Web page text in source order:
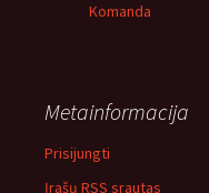
Komanda
Metainformacija
Prisijungti
Įrašų RSS srautas